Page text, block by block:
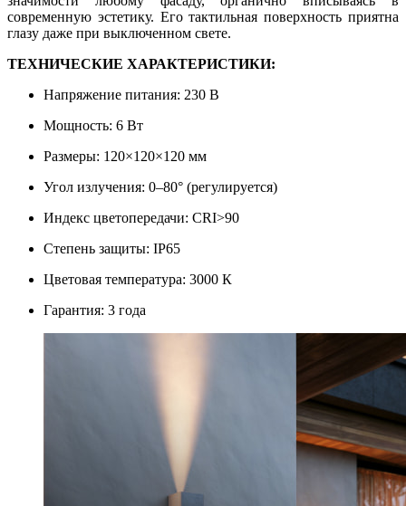
современную эстетику. Его тактильная поверхность приятна
глазу даже при выключенном свете.
ТЕХНИЧЕСКИЕ ХАРАКТЕРИСТИКИ:
Напряжение питания: 230 В
Мощность: 6 Вт
Размеры: 120×120×120 мм
Угол излучения: 0–80° (регулируется)
Индекс цветопередачи: CRI>90
Степень защиты: IP65
Цветовая температура: 3000 К
Гарантия: 3 года